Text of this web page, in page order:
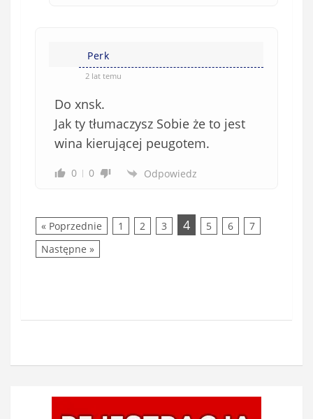
Perk
2 lat temu
Do xnsk.
Jak ty tłumaczysz Sobie że to jest
wina kierującej peugotem.
0 0 Odpowiedz
« Poprzednie 1 2 3 4 5 6
7
Następne »